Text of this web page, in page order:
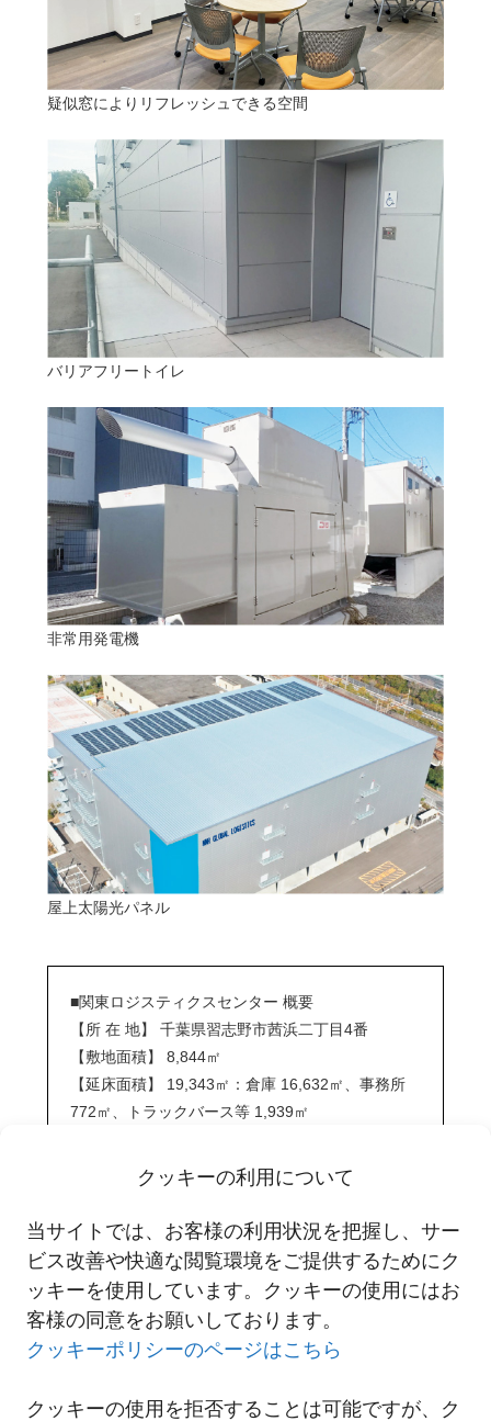
クッキーの利用について
当サイトでは、お客様の利用状況を把握し、サー
ビス改善や快適な閲覧環境をご提供するためにク
ッキーを使用しています。クッキーの使用にはお
客様の同意をお願いしております。
クッキーポリシーのページはこちら
クッキーの使用を拒否することは可能ですが、ク
疑似窓によりリフレッシュできる空間
バリアフリートイレ
非常用発電機
屋上太陽光パネル
■関東ロジスティクスセンター 概要
【所 在 地】 千葉県習志野市茜浜二丁目4番
【敷地面積】 8,844㎡
【延床面積】 19,343㎡：倉庫 16,632㎡、事務所
772㎡、トラックバース等 1,939㎡
ト造（SRC造）4階建、耐震設計、各階天井高
【倉庫仕様】 4階：空調倉庫 2階：空調倉
庫 3階：空調倉庫 1階：常温倉庫、冷蔵倉
庫（定温定湿）